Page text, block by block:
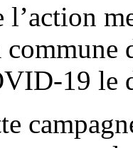
l’action
19 le